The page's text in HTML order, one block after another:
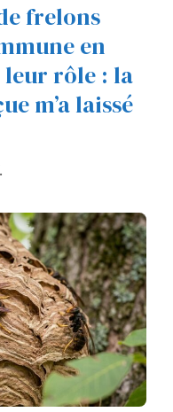
frelons
en
leur rôle : la
m’a laissé